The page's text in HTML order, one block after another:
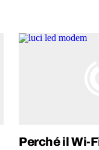
Perché il Wi-